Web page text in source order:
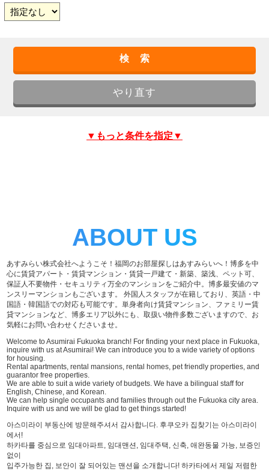
▼もっと条件を指定▼
ABOUT US
あすみらい株式会社へようこそ！福岡のお部屋探しはあすみらいへ！博多を中
心に賃貸アパート・賃貸マンション・賃貸一戸建て・新築、築浅、ペット可、
保証人不要物件・セキュリティ万全のマンションをご紹介中。博多最安値のマ
ンスリーマンションもございます。 外国人スタッフが在籍しており、英語・中
国語・韓国語での対応も可能です。単身者向け賃貸マンション、ファミリー賃
貸マンションなど、博多エリア以外にも、取扱い物件多数ございますので、お
気軽にお問い合わせくださいませ。
Welcome to Asumirai Fukuoka branch! For finding your next place in Fukuoka,
inquire with us at Asumirai! We can introduce you to a wide variety of options
for housing.
Rental apartments, rental mansions, rental homes, pet friendly properties, and
guarantor free properties.
We are able to suit a wide variety of budgets. We have a bilingual staff for
English, Chinese, and Korean.
We can help single occupants and families through out the Fukuoka city area.
Inquire with us and we will be glad to get things started!
아스미라이 부동산에 방문해주셔서 감사합니다. 후쿠오카 집찾기는 아스미라이
에서!
하카타를 중심으로 임대아파트, 임대맨션, 임대주택, 신축, 애완동물 가능, 보증인
없이
입주가능한 집, 보안이 잘 되어있는 맨션을 소개합니다! 하카타에서 제일 저렴한